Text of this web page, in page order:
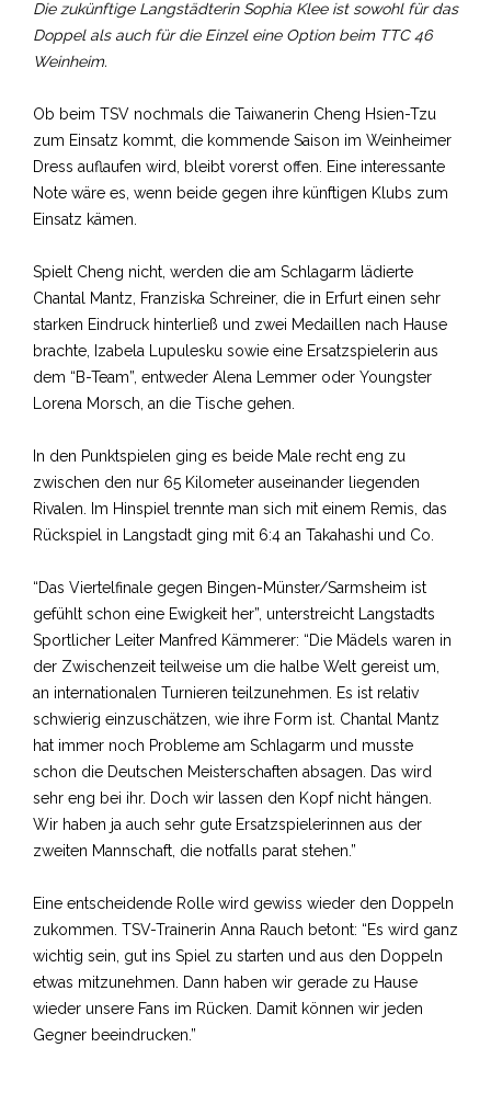
Die zukünftige Langstädterin Sophia Klee ist sowohl für das
Doppel als auch für die Einzel eine Option beim TTC 46
Weinheim.
Ob beim TSV nochmals die Taiwanerin Cheng Hsien-Tzu
zum Einsatz kommt, die kommende Saison im Weinheimer
Dress auflaufen wird, bleibt vorerst offen. Eine interessante
Note wäre es, wenn beide gegen ihre künftigen Klubs zum
Einsatz kämen.
Spielt Cheng nicht, werden die am Schlagarm lädierte
Chantal Mantz, Franziska Schreiner, die in Erfurt einen sehr
starken Eindruck hinterließ und zwei Medaillen nach Hause
brachte, Izabela Lupulesku sowie eine Ersatzspielerin aus
dem “B-Team”, entweder Alena Lemmer oder Youngster
Lorena Morsch, an die Tische gehen.
In den Punktspielen ging es beide Male recht eng zu
zwischen den nur 65 Kilometer auseinander liegenden
Rivalen. Im Hinspiel trennte man sich mit einem Remis, das
Rückspiel in Langstadt ging mit 6:4 an Takahashi und Co.
“Das Viertelfinale gegen Bingen-Münster/Sarmsheim ist
gefühlt schon eine Ewigkeit her”, unterstreicht Langstadts
Sportlicher Leiter Manfred Kämmerer: “Die Mädels waren in
der Zwischenzeit teilweise um die halbe Welt gereist um,
an internationalen Turnieren teilzunehmen. Es ist relativ
schwierig einzuschätzen, wie ihre Form ist. Chantal Mantz
hat immer noch Probleme am Schlagarm und musste
schon die Deutschen Meisterschaften absagen. Das wird
sehr eng bei ihr. Doch wir lassen den Kopf nicht hängen.
Wir haben ja auch sehr gute Ersatzspielerinnen aus der
zweiten Mannschaft, die notfalls parat stehen.”
Eine entscheidende Rolle wird gewiss wieder den Doppeln
zukommen. TSV-Trainerin Anna Rauch betont: “Es wird ganz
wichtig sein, gut ins Spiel zu starten und aus den Doppeln
etwas mitzunehmen. Dann haben wir gerade zu Hause
wieder unsere Fans im Rücken. Damit können wir jeden
Gegner beeindrucken.”